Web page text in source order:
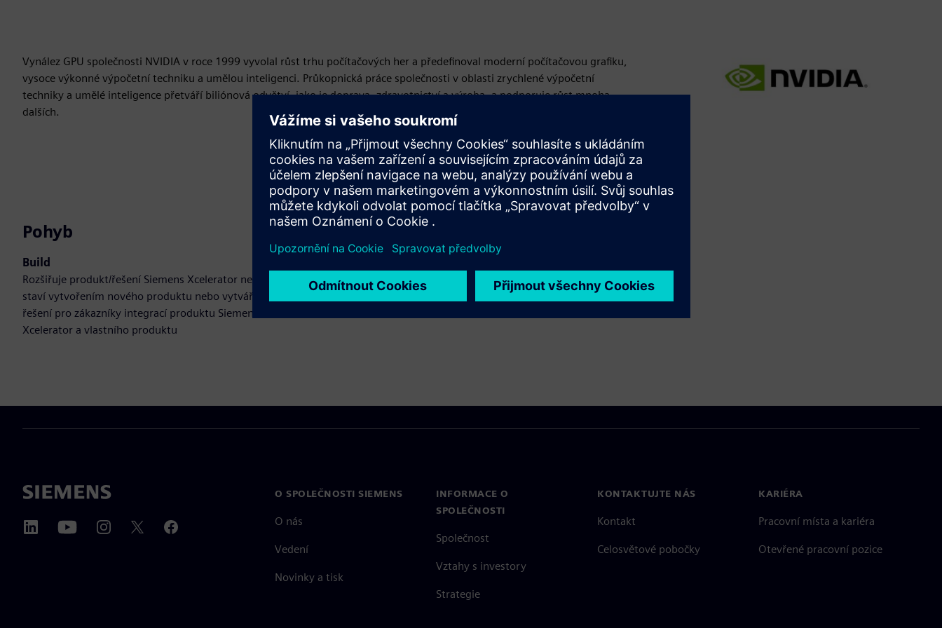
Vynález GPU společnosti NVIDIA v roce 1999 vyvolal růst trhu počítačových her a předefinoval moderní počítačovou grafiku,
vysoce výkonné výpočetní techniku a umělou inteligenci. Průkopnická práce společnosti v oblasti zrychlené výpočetní
techniky a umělé inteligence přetváří biliónová odvětví, jako je doprava, zdravotnictví a výroba, a podporuje růst mnoha
dalších.
Pohyb
Build
Rozšiřuje produkt/řešení Siemens Xcelerator nebo na nich
staví vytvořením nového produktu nebo vytváří nové
řešení pro zákazníky integrací produktu Siemens
Xcelerator a vlastního produktu
O SPOLEČNOSTI SIEMENS
O nás
Vedení
Novinky a tisk
INFORMACE O
SPOLEČNOSTI
Společnost
Vztahy s investory
Strategie
KONTAKTUJTE NÁS
Kontakt
Celosvětové pobočky
KARIÉRA
Pracovní místa a kariéra
Otevřené pracovní pozice